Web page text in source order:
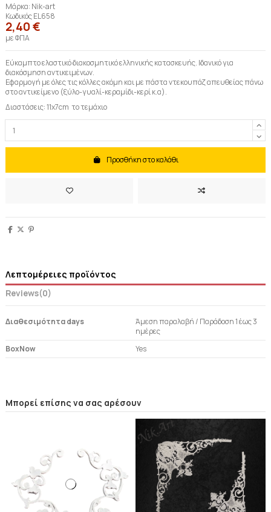
Μάρκα: Nik-art
ΚωδικόςEL658
2,40 €
με ΦΠΑ
Εύκαμπτο ελαστικό διακοσμητικό ελληνικής κατασκευής. Ιδανικό για
διακόσμηση αντικειμένων.
Εφαρμογή με όλες τις κόλλες ακόμη και με πάστα ντεκουπάζ απευθείας πάνω
στο αντικείμενο (ξύλο-γυαλί-κεραμίδι-κερί κ.α).
Διαστάσεις:11x7cm το τεμάχιο
Προσθήκη στο καλάθι
Λεπτομέρειες προϊόντος
Reviews(0)
Διαθεσιμότητα days
Άμεση παραλαβή / Παράδoση 1 έως 3
ημέρες
BoxNow
Yes
Μπορεί επίσης να σας αρέσουν